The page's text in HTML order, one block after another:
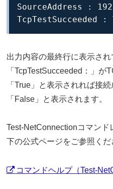
SourceAddress :
TcpTestSucceeded :
出力内容の最終行に表示され
「TcpTestSucceeded：」が
「True」と表示されれば接
「False」と表示されます。
Test-NetConnectionコマン
下の公式ページをご参照くだ
コマンドヘルプ（Test-